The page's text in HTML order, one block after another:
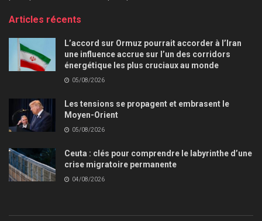
Articles récents
L’accord sur Ormuz pourrait accorder à l’Iran
une influence accrue sur l’un des corridors
énergétique les plus cruciaux au monde
05/08/2026
Les tensions se propagent et embrasent le
Moyen-Orient
05/08/2026
Ceuta : clés pour comprendre le labyrinthe d’une
crise migratoire permanente
04/08/2026